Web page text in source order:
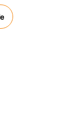
soluție dedicată